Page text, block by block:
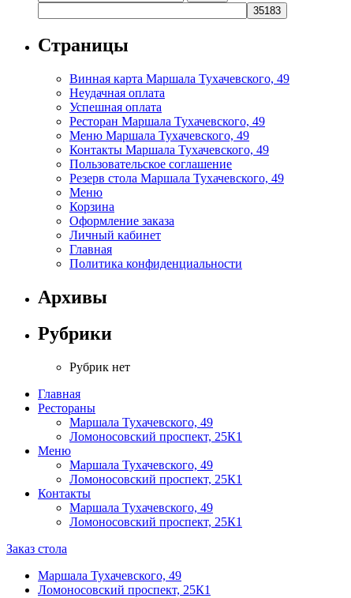
Страницы
Винная карта Маршала Тухачевского, 49
Неудачная оплата
Успешная оплата
Ресторан Маршала Тухачевского, 49
Меню Маршала Тухачевского, 49
Контакты Маршала Тухачевского, 49
Пользовательское соглашение
Резерв стола Маршала Тухачевского, 49
Меню
Корзина
Оформление заказа
Личный кабинет
Главная
Политика конфиденциальности
Архивы
Рубрики
Рубрик нет
Главная
Рестораны
Маршала Тухачевского, 49
Ломоносовский проспект, 25К1
Меню
Маршала Тухачевского, 49
Ломоносовский проспект, 25К1
Контакты
Маршала Тухачевского, 49
Ломоносовский проспект, 25К1
Заказ стола
Маршала Тухачевского, 49
Ломоносовский проспект, 25К1